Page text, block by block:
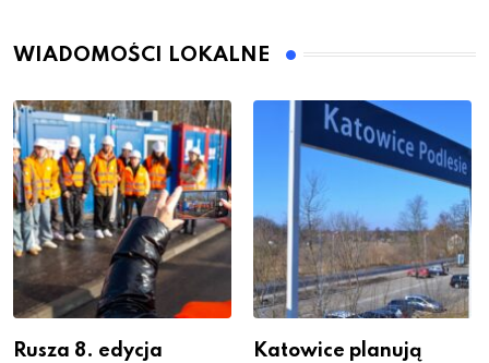
WIADOMOŚCI LOKALNE
Rusza 8. edycja
Katowice planują